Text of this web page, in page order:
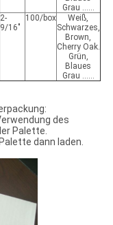
Grau ......
2-
9/16"
100/box
Weiß,
Schwarzes,
Brown,
Cherry Oak.
Grün,
Blaues
Grau ......
des
Palette.
dann laden.